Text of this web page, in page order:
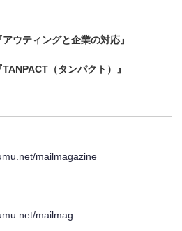
ウティングと企業の対応』
（タンパクト）』
mailmagazine
mailmag